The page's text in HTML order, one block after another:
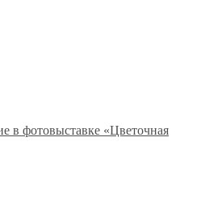
в фотовыставке «Цветочная